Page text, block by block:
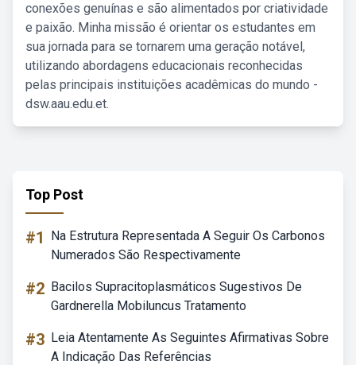
conexões genuínas e são alimentados por criatividade
e paixão. Minha missão é orientar os estudantes em
sua jornada para se tornarem uma geração notável,
utilizando abordagens educacionais reconhecidas
pelas principais instituições acadêmicas do mundo -
dsw.aau.edu.et.
Top Post
#1
Na Estrutura Representada A Seguir Os Carbonos
Numerados São Respectivamente
#2 Bacilos Supracitoplasmáticos Sugestivos De
Gardnerella Mobiluncus Tratamento
#3 Leia Atentamente As Seguintes Afirmativas Sobre
A Indicação Das Referências